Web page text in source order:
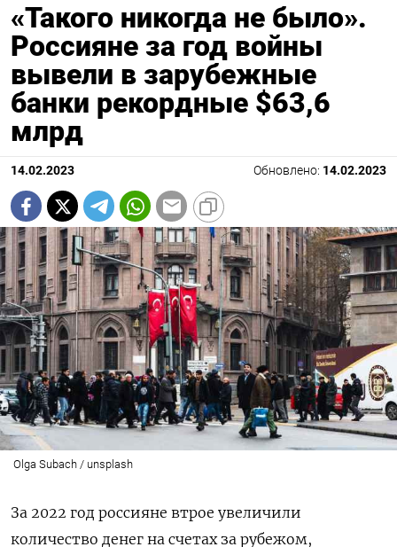
«Такого никогда не было».
Россияне за год войны
вывели в зарубежные
банки рекордные $63,6
млрд
14.02.2023 Обновлено: 14.02.2023
Olga Subach / unsplash
За 2022 год россияне втрое увеличили
количество денег на счетах за рубежом,